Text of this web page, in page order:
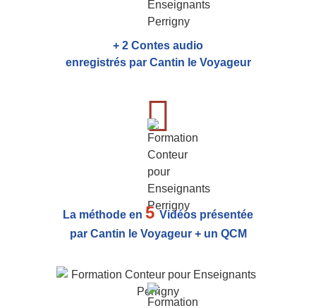
+ 2 Contes audio
enregistrés par Cantin le Voyageur
La méthode en 5Vidéos présentée
par Cantin le Voyageur + un QCM